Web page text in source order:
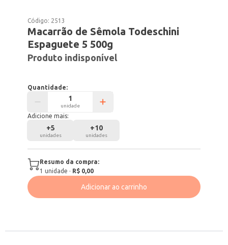
Código: 2513
Macarrão de Sêmola Todeschini
Espaguete 5 500g
Produto indisponível
Quantidade:
unidade
Adicione mais:
+5
unidades
+10
unidades
Resumo da compra:
1 unidade · R$ 0,00
Adicionar ao carrinho